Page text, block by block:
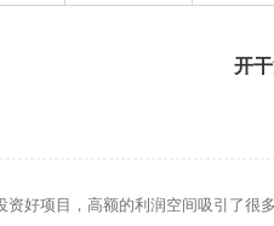
开
项目，高额的利润空间吸引了很多